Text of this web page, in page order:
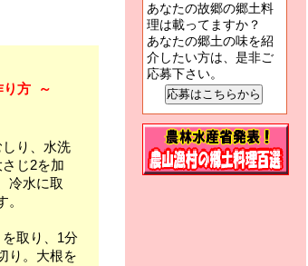
り方 ～
しり、水洗
じ2を加
冷水に取
。
を取り、1分
り。大根を
あなたの故郷の郷土料
理は載ってますか？
あなたの郷土の味を紹
介したい方は、是非ご
応募下さい。